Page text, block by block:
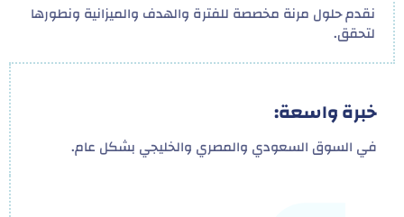
نقدم حلول مرنة مخصصة للفترة والهدف والميزانية ونطورها
لتحقق.
خبرة واسعة:
في السوق السعودي والمصري والخليجي بشكل عام.